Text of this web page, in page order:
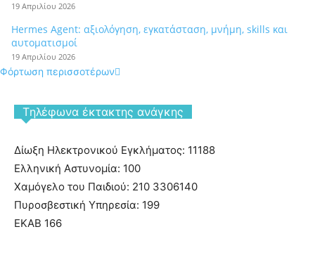
19 Απριλίου 2026
Hermes Agent: αξιολόγηση, εγκατάσταση, μνήμη, skills και
αυτοματισμοί
19 Απριλίου 2026
Φόρτωση περισσοτέρων
Tηλέφωνα έκτακτης ανάγκης
Δίωξη Ηλεκτρονικού Εγκλήματος: 11188
Ελληνική Αστυνομία: 100
Χαμόγελο του Παιδιού: 210 3306140
Πυροσβεστική Υπηρεσία: 199
ΕΚΑΒ 166